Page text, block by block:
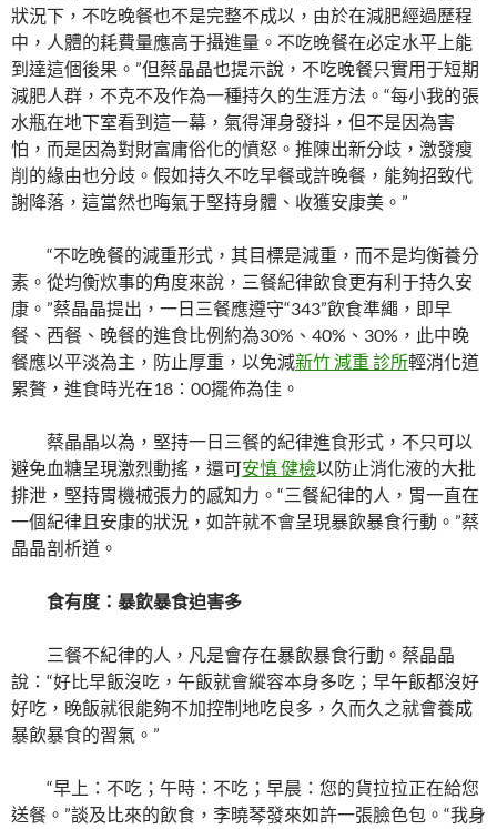
狀況下，不吃晚餐也不是完整不成以，由於在減肥經過歷程
中，人體的耗費量應高于攝進量。不吃晚餐在必定水平上能
到達這個後果。”但蔡晶晶也提示說，不吃晚餐只實用于短期
減肥人群，不克不及作為一種持久的生涯方法。“每小我的張
水瓶在地下室看到這一幕，氣得渾身發抖，但不是因為害
怕，而是因為對財富庸俗化的憤怒。推陳出新分歧，激發瘦
削的緣由也分歧。假如持久不吃早餐或許晚餐，能夠招致代
謝降落，這當然也晦氣于堅持身體、收獲安康美。”
“不吃晚餐的減重形式，其目標是減重，而不是均衡養分
素。從均衡炊事的角度來說，三餐紀律飲食更有利于持久安
康。”蔡晶晶提出，一日三餐應遵守“343”飲食準繩，即早
餐、西餐、晚餐的進食比例約為30%、40%、30%，此中晚
餐應以平淡為主，防止厚重，以免減新竹 減重 診所輕消化道
累贅，進食時光在18∶00擺佈為佳。
蔡晶晶以為，堅持一日三餐的紀律進食形式，不只可以
避免血糖呈現激烈動搖，還可安慎 健檢以防止消化液的大批
排泄，堅持胃機械張力的感知力。“三餐紀律的人，胃一直在
一個紀律且安康的狀況，如許就不會呈現暴飲暴食行動。”蔡
晶晶剖析道。
食有度：暴飲暴食迫害多
三餐不紀律的人，凡是會存在暴飲暴食行動。蔡晶晶
說：“好比早飯沒吃，午飯就會縱容本身多吃；早午飯都沒好
好吃，晚飯就很能夠不加控制地吃良多，久而久之就會養成
暴飲暴食的習氣。”
“早上：不吃；午時：不吃；早晨：您的貨拉拉正在給您
送餐。”談及比來的飲食，李曉琴發來如許一張臉色包。“我身